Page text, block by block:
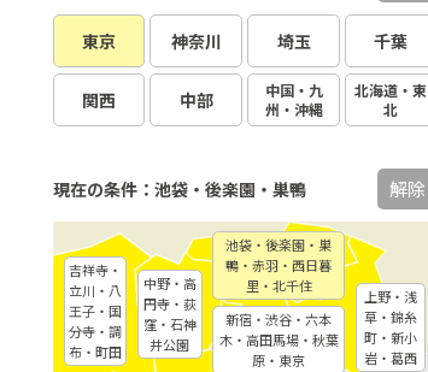
東京 神奈川 埼玉 千葉
関西 中部
中国・九
州・沖縄
北海道・東
北
新宿・渋谷・六本
木・高田馬場・秋葉
原・東京
中野・高
円寺・荻
窪・石神
井公園
池袋・後楽園・巣
鴨・赤羽・西日暮
里・北千住
上野・浅
草・錦糸
町・新小
岩・葛西
吉祥寺・
立川・八
王子・国
分寺・調
布・町田
現在の条件：池袋・後楽園・巣鴨 解除